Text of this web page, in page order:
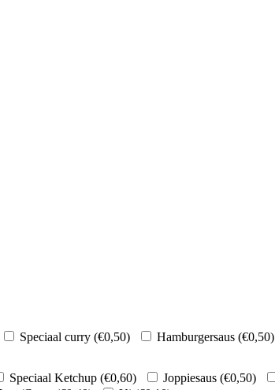
Speciaal curry (€0,50) Hamburgersaus (€0,50)
Speciaal Ketchup (€0,60) Joppiesaus (€0,50)